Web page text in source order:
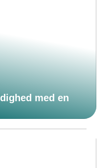
med en